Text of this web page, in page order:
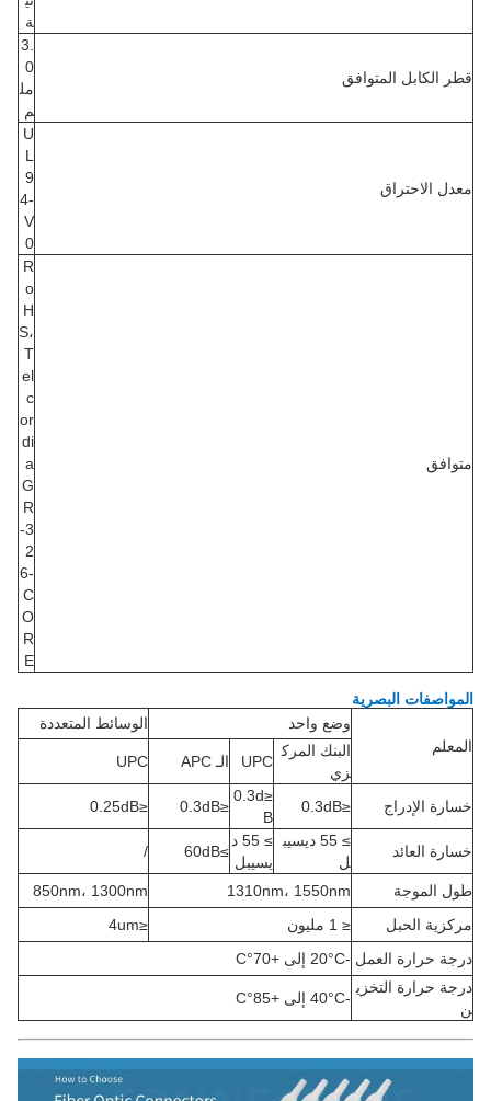
ة
قطر الكابل المتوافق
0
مل
م
معدل الاحتراق
U
4-
V
0
متوافق
R
o
H
S،
T
el
or
di
G
R
-3
6-
C
O
R
E
المواصفات البصرية
المعلم
وضع واحد
الوسائط المتعددة
البنك المرك
زي
UPC الـ APC UPC
خسارة الإدراج ≤0.3dB
≤0.3d
B
≤0.3dB
≤0.25dB
خسارة العائد
≥ 55 ديسيب
ل
≥ 55 د
يسيبل
≥60dB
طول الموجة 1310nm، 1550nm
850nm، 1300nm
مركزية الحبل
≤ 1 مليون
≤4um
درجة حرارة العمل -20°C إلى +70°C
درجة حرارة التخزي
ن
-40°C إلى +85°C